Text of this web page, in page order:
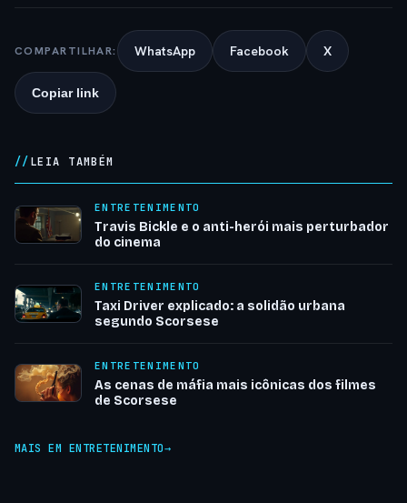
COMPARTILHAR: WhatsApp Facebook X
Copiar link
LEIA TAMBÉM
ENTRETENIMENTO
Travis Bickle e o anti-herói mais perturbador
do cinema
ENTRETENIMENTO
Taxi Driver explicado: a solidão urbana
segundo Scorsese
ENTRETENIMENTO
As cenas de máfia mais icônicas dos filmes
de Scorsese
MAIS EM ENTRETENIMENTO